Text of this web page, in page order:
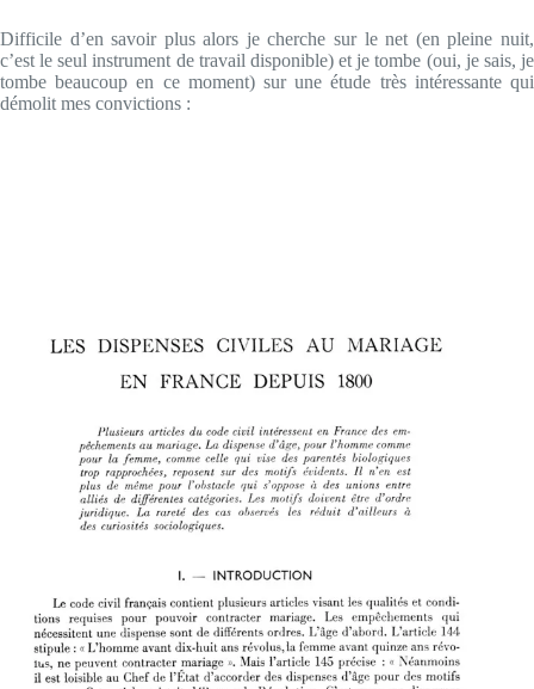
Difficile d’en savoir plus alors je cherche sur le net (en pleine nuit,
c’est le seul instrument de travail disponible) et je tombe (oui, je sais, je
tombe beaucoup en ce moment) sur une étude très intéressante qui
démolit mes convictions :